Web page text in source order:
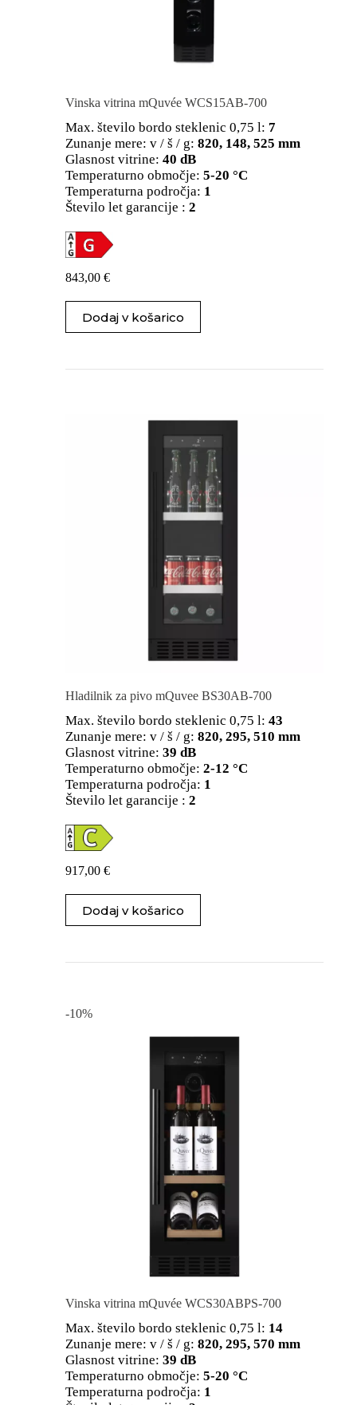
Vinska vitrina mQuvée WCS15AB-700
Max. število bordo steklenic 0,75 l: 7
Zunanje mere: v / š / g: 820, 148, 525 mm
Glasnost vitrine: 40 dB
Temperaturno območje: 5-20 °C
Temperaturna področja: 1
Število let garancije : 2
843,00 €
Dodaj v košarico
Hladilnik za pivo mQuvee BS30AB-700
Max. število bordo steklenic 0,75 l: 43
Zunanje mere: v / š / g: 820, 295, 510 mm
Glasnost vitrine: 39 dB
Temperaturno območje: 2-12 °C
Temperaturna področja: 1
Število let garancije : 2
917,00 €
Dodaj v košarico
-10%
Vinska vitrina mQuvée WCS30ABPS-700
Max. število bordo steklenic 0,75 l: 14
Zunanje mere: v / š / g: 820, 295, 570 mm
Glasnost vitrine: 39 dB
Temperaturno območje: 5-20 °C
Temperaturna področja: 1